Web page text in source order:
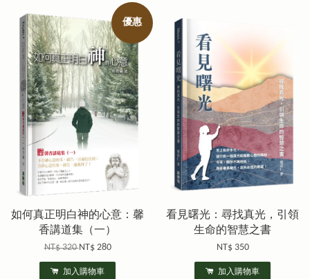
優惠
如何真正明白神的心意：馨
香講道集（一）
NT$ 320NT$ 280
加入購物車
看見曙光：尋找真光，引領
生命的智慧之書
NT$ 350
加入購物車